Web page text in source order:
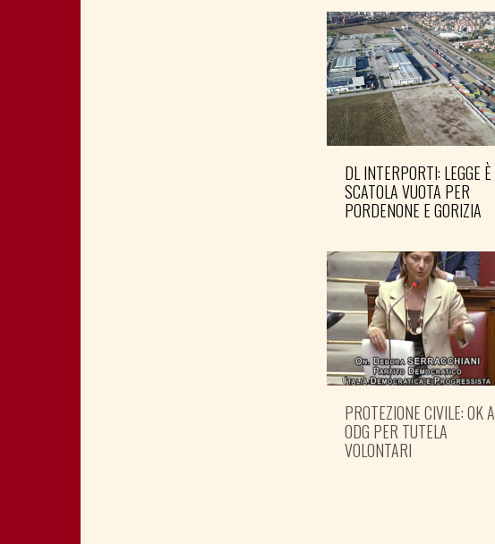
DL INTERPORTI: LEGGE È
SCATOLA VUOTA PER
PORDENONE E GORIZIA
PROTEZIONE CIVILE: OK A
ODG PER TUTELA
VOLONTARI